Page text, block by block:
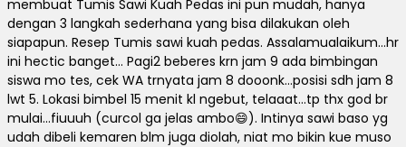
membuat Tumis Sawi Kuah Pedas ini pun mudah, hanya
dengan 3 langkah sederhana yang bisa dilakukan oleh
siapapun. Resep Tumis sawi kuah pedas. Assalamualaikum…hr
ini hectic banget… Pagi2 beberes krn jam 9 ada bimbingan
siswa mo tes, cek WA trnyata jam 8 dooonk…posisi sdh jam 8
lwt 5. Lokasi bimbel 15 menit kl ngebut, telaaat…tp thx god br
mulai…fiuuuh (curcol ga jelas ambo😄). Intinya sawi baso yg
udah dibeli kemaren blm juga diolah, niat mo bikin kue muso